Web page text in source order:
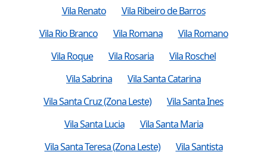
Vila Renato
Vila Ribeiro de Barros
Vila Rio Branco
Vila Romana
Vila Romano
Vila Roque
Vila Rosaria
Vila Roschel
Vila Sabrina
Vila Santa Catarina
Vila Santa Cruz (Zona Leste)
Vila Santa Ines
Vila Santa Lucia
Vila Santa Maria
Vila Santa Teresa (Zona Leste)
Vila Santista